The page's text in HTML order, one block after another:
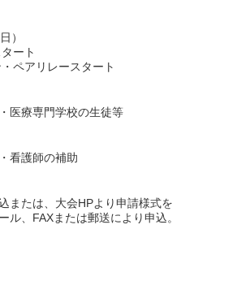
）
ート
ペアリレースタート
医療専門学校の生徒等
看護師の補助
または、大会HPより申請様式を
ル、FAXまたは郵送により申込。